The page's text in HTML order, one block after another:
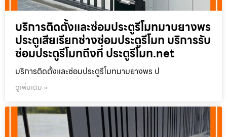
บริการติดตั้งและซ่อมประตูรีโมทมาบยางพร
ประตูเสียเรียกช่างซ่อมประตูรีโมท บริการรับ
ซ่อมประตูรีโมทถึงที่ ประตูรีโมท.net
บริการติดตั้งและซ่อมประตูรีโมทมาบยางพร ป
ดูเพิ่มเติม »